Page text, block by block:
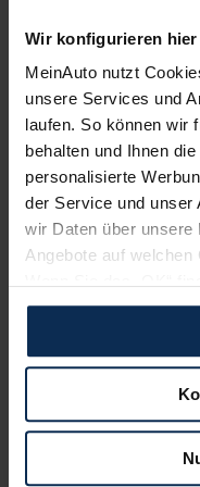
Wir konfigurieren
MeinAuto nutzt
unsere Services und
laufen. So können wir
behalten und Ihnen
personalisierte
der Service und unser
wir Daten über
Angebote auf welchen
und erlauben uns
verwenden und diese
etwa an unsere
zustimmen möchten,
dann nicht auf Sie
perfekt auf dem Weg
Nissan